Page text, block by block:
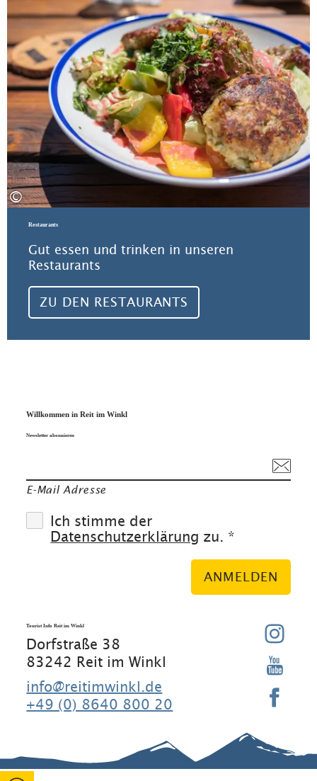
©
Restaurants
Gut essen und trinken in unseren
Restaurants
ZU DEN RESTAURANTS
Willkommen in Reit im Winkl
Newsletter abonnieren
E-Mail Adresse
Ich stimme der
Datenschutzerklärung zu. *
ANMELDEN
Tourist Info Reit im Winkl
Dorfstraße 38
83242 Reit im Winkl
info@reitimwinkl.de
+49 (0) 8640 800 20
Gut zu wissen